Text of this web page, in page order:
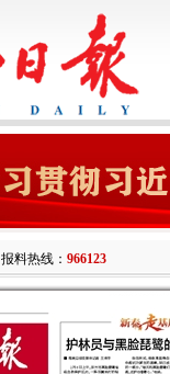
报料热线： 966123